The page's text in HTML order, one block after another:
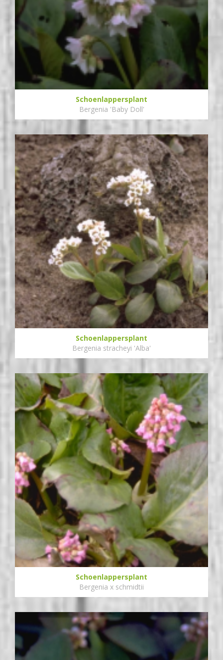
Schoenlappersplant
Bergenia 'Baby Doll'
Schoenlappersplant
Bergenia stracheyi 'Alba'
Schoenlappersplant
Bergenia x schmidtii